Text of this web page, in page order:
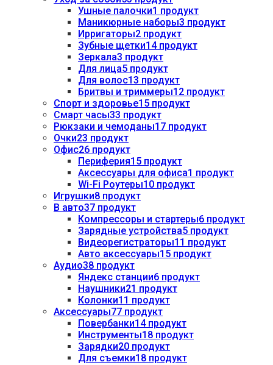
Ушные палочки1 продукт
Маникюрные наборы3 продукт
Ирригаторы2 продукт
Зубные щетки14 продукт
Зеркала3 продукт
Для лица5 продукт
Для волос13 продукт
Бритвы и триммеры12 продукт
Спорт и здоровье15 продукт
Смарт часы33 продукт
Рюкзаки и чемоданы17 продукт
Очки23 продукт
Офис26 продукт
Периферия15 продукт
Аксессуары для офиса1 продукт
Wi-Fi Роутеры10 продукт
Игрушки8 продукт
В авто37 продукт
Компрессоры и стартеры6 продукт
Зарядные устройства5 продукт
Видеорегистраторы11 продукт
Авто аксессуары15 продукт
Аудио38 продукт
Яндекс станции6 продукт
Наушники21 продукт
Колонки11 продукт
Аксессуары77 продукт
Повербанки14 продукт
Инструменты18 продукт
Зарядки20 продукт
Для съемки18 продукт